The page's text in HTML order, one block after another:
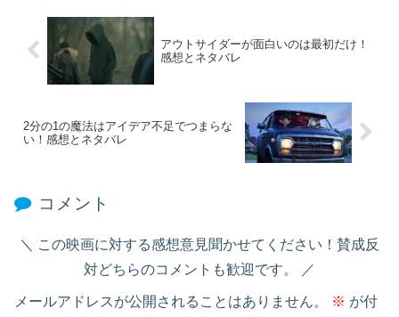
アウトサイダーが面白いのは最初だけ！
感想とネタバレ
2分の1の魔法はアイデア不足でつまらな
い！感想とネタバレ
コメント
この映画に対する感想意見聞かせてください！賛成反
対どちらのコメントも歓迎です。
メールアドレスが公開されることはありません。 ※ が付